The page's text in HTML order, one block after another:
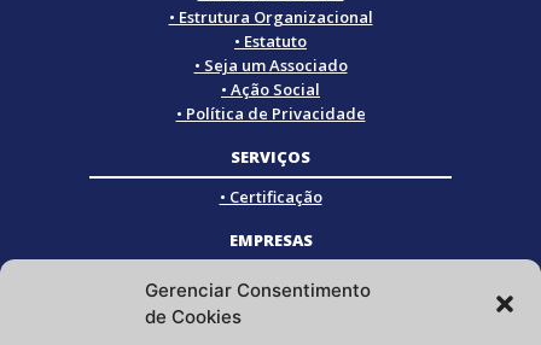
Gerenciar Consentimento
de Cookies
• Estrutura Organizacional
• Estatuto
• Seja um Associado
• Ação Social
• Política de Privacidade
SERVIÇOS
• Certificação
EMPRESAS
• Empresas Associadas
• Empresas Certificadas
• Empresas Parceiras